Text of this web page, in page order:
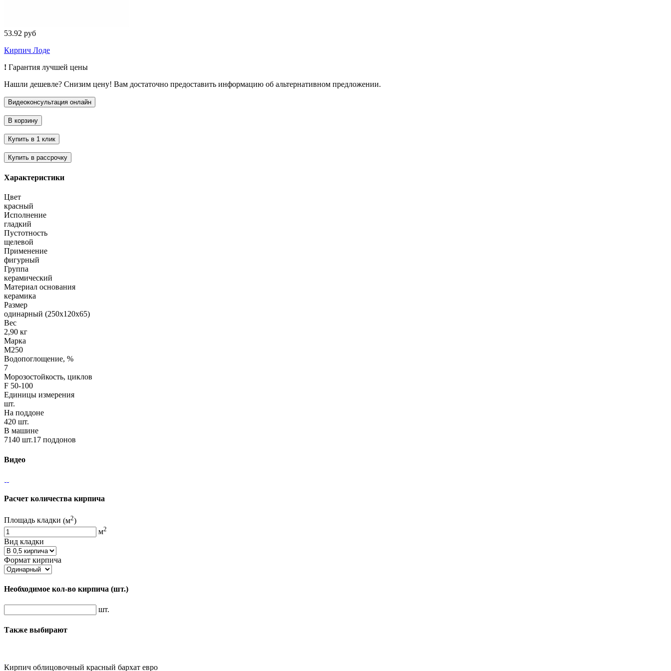
53.92 руб
Кирпич Лоде
! Гарантия лучшей цены
Нашли дешевле? Снизим цену! Вам достаточно предоставить информацию об альтернативном предложении.
Характеристики
Цвет
красный
Исполнение
гладкий
Пустотность
щелевой
Применение
фигурный
Группа
керамический
Материал основания
керамика
Размер
одинарный (250х120х65)
Вес
2,90 кг
Марка
М250
Водопоглощение, %
7
Морозостойкость, циклов
F 50-100
Единицы измерения
шт.
На поддоне
420 шт.
В машине
7140 шт.17 поддонов
Видео
Расчет количества кирпича
Площадь кладки (м2)
м2
Вид кладки
Формат кирпича
Необходимое кол-во кирпича (шт.)
шт.
Также выбирают
Кирпич облицовочный красный бархат евро